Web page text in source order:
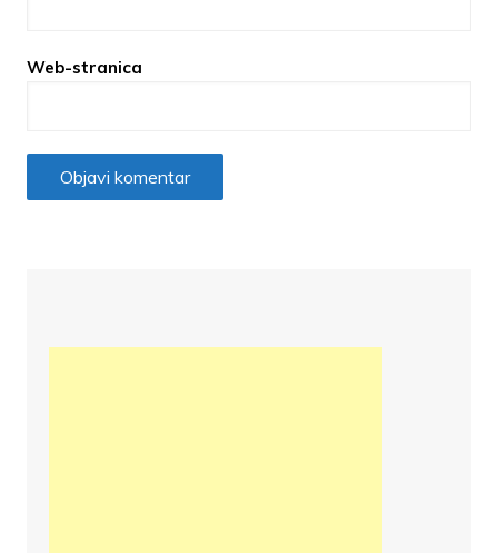
Web-stranica